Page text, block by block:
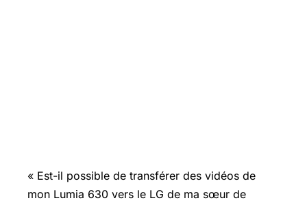
« Est-il possible de transférer des vidéos de
mon Lumia 630 vers le LG de ma sœur de